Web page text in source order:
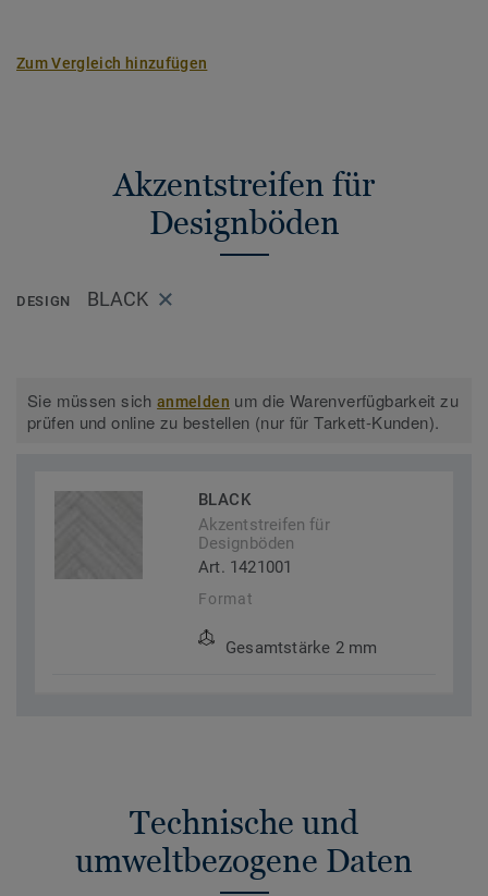
Zum Vergleich hinzufügen
Akzentstreifen für
Designböden
DESIGN BLACK
Sie müssen sichanmelden um die Warenverfügbarkeit zu
prüfen und online zu bestellen (nur für Tarkett-Kunden).
BLACK
Akzentstreifen für
Designböden
Art. 1421001
Format
Gesamtstärke 2 mm
Technische und
umweltbezogene Daten